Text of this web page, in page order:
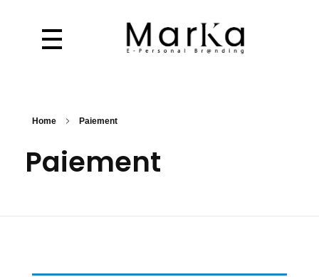
Home Paiement
Paiement